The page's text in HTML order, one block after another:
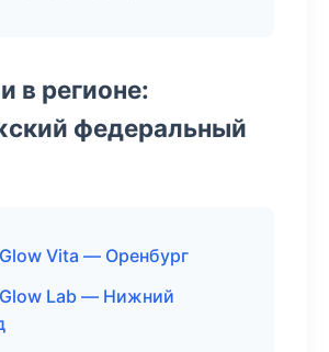
в регионе:
федеральный
Vita — Оренбург
Lab — Нижний